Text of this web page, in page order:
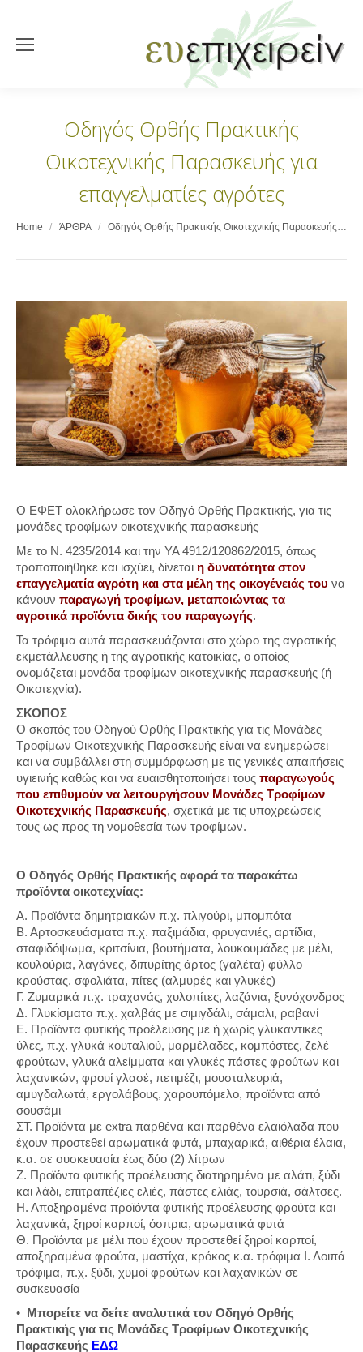
Οδηγός Ορθής Πρακτικής
Οικοτεχνικής Παρασκευής για
επαγγελματίες αγρότες
You are here:
Home ΆΡΘΡΑ Οδηγός Ορθής Πρακτικής Οικοτεχνικής Παρασκευής…
Ο ΕΦΕΤ ολοκλήρωσε τον Οδηγό Ορθής Πρακτικής, για τις
μονάδες τροφίμων οικοτεχνικής παρασκευής
Με το Ν. 4235/2014 και την ΥΑ 4912/120862/2015, όπως
τροποποιήθηκε και ισχύει, δίνεται η δυνατότητα στον
επαγγελματία αγρότη και στα μέλη της οικογένειάς του να
κάνουν παραγωγή τροφίμων, μεταποιώντας τα
αγροτικά προϊόντα δικής του παραγωγής.
Τα τρόφιμα αυτά παρασκευάζονται στο χώρο της αγροτικής
εκμετάλλευσης ή της αγροτικής κατοικίας, ο οποίος
ονομάζεται μονάδα τροφίμων οικοτεχνικής παρασκευής (ή
Οικοτεχνία).
ΣΚΟΠΟΣ
Ο σκοπός του Οδηγού Ορθής Πρακτικής για τις Μονάδες
Τροφίμων Οικοτεχνικής Παρασκευής είναι να ενημερώσει
και να συμβάλλει στη συμμόρφωση με τις γενικές απαιτήσεις
υγιεινής καθώς και να ευαισθητοποιήσει τους παραγωγούς
που επιθυμούν να λειτουργήσουν Μονάδες Τροφίμων
Οικοτεχνικής Παρασκευής, σχετικά με τις υποχρεώσεις
τους ως προς τη νομοθεσία των τροφίμων.
Ο Οδηγός Ορθής Πρακτικής αφορά τα παρακάτω
προϊόντα οικοτεχνίας:
Α. Προϊόντα δημητριακών π.χ. πλιγούρι, μπομπότα
Β. Αρτοσκευάσματα π.χ. παξιμάδια, φρυγανιές, αρτίδια,
σταφιδόψωμα, κριτσίνια, βουτήματα, λουκουμάδες με μέλι,
κουλούρια, λαγάνες, διπυρίτης άρτος (γαλέτα) φύλλο
κρούστας, σφολιάτα, πίτες (αλμυρές και γλυκές)
Γ. Ζυμαρικά π.χ. τραχανάς, χυλοπίτες, λαζάνια, ξυνόχονδρος
Δ. Γλυκίσματα π.χ. χαλβάς με σιμιγδάλι, σάμαλι, ραβανί
Ε. Προϊόντα φυτικής προέλευσης με ή χωρίς γλυκαντικές
ύλες, π.χ. γλυκά κουταλιού, μαρμέλαδες, κομπόστες, ζελέ
φρούτων, γλυκά αλείμματα και γλυκές πάστες φρούτων και
λαχανικών, φρουί γλασέ, πετιμέζι, μουσταλευριά,
αμυγδαλωτά, εργολάβους, χαρουπόμελο, προϊόντα από
σουσάμι
ΣΤ. Προϊόντα με extra παρθένα και παρθένα ελαιόλαδα που
έχουν προστεθεί αρωματικά φυτά, μπαχαρικά, αιθέρια έλαια,
κ.α. σε συσκευασία έως δύο (2) λίτρων
Ζ. Προϊόντα φυτικής προέλευσης διατηρημένα με αλάτι, ξύδι
και λάδι, επιτραπέζιες ελιές, πάστες ελιάς, τουρσιά, σάλτσες.
Η. Αποξηραμένα προϊόντα φυτικής προέλευσης φρούτα και
λαχανικά, ξηροί καρποί, όσπρια, αρωματικά φυτά
Θ. Προϊόντα με μέλι που έχουν προστεθεί ξηροί καρποί,
αποξηραμένα φρούτα, μαστίχα, κρόκος κ.α. τρόφιμα Ι. Λοιπά
τρόφιμα, π.χ. ξύδι, χυμοί φρούτων και λαχανικών σε
συσκευασία
• Μπορείτε να δείτε αναλυτικά τον Οδηγό Ορθής
Πρακτικής για τις Μονάδες Τροφίμων Οικοτεχνικής
Παρασκευής ΕΔΩ